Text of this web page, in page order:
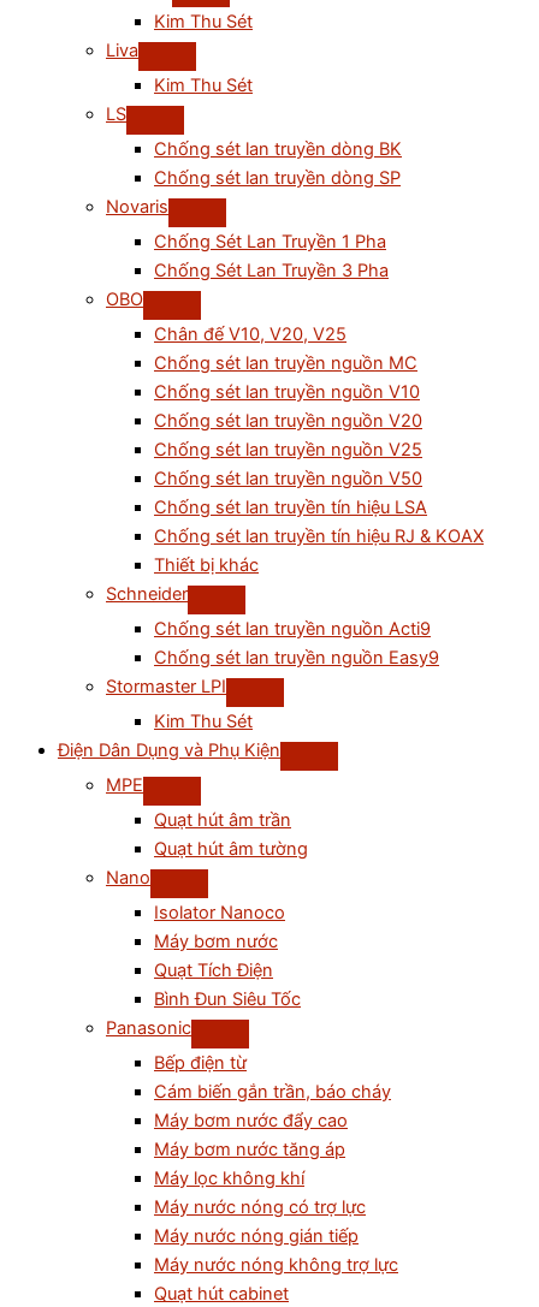
Kim Thu Sét
Liva
Kim Thu Sét
LS
Chống sét lan truyền dòng BK
Chống sét lan truyền dòng SP
Novaris
Chống Sét Lan Truyền 1 Pha
Chống Sét Lan Truyền 3 Pha
OBO
Chân đế V10, V20, V25
Chống sét lan truyền nguồn MC
Chống sét lan truyền nguồn V10
Chống sét lan truyền nguồn V20
Chống sét lan truyền nguồn V25
Chống sét lan truyền nguồn V50
Chống sét lan truyền tín hiệu LSA
Chống sét lan truyền tín hiệu RJ & KOAX
Thiết bị khác
Schneider
Chống sét lan truyền nguồn Acti9
Chống sét lan truyền nguồn Easy9
Stormaster LPI
Kim Thu Sét
Điện Dân Dụng và Phụ Kiện
MPE
Quạt hút âm trần
Quạt hút âm tường
Nano
Isolator Nanoco
Máy bơm nước
Quạt Tích Điện
Bình Đun Siêu Tốc
Panasonic
Bếp điện từ
Cám biến gắn trần, báo cháy
Máy bơm nước đẩy cao
Máy bơm nước tăng áp
Máy lọc không khí
Máy nước nóng có trợ lực
Máy nước nóng gián tiếp
Máy nước nóng không trợ lực
Quạt hút cabinet